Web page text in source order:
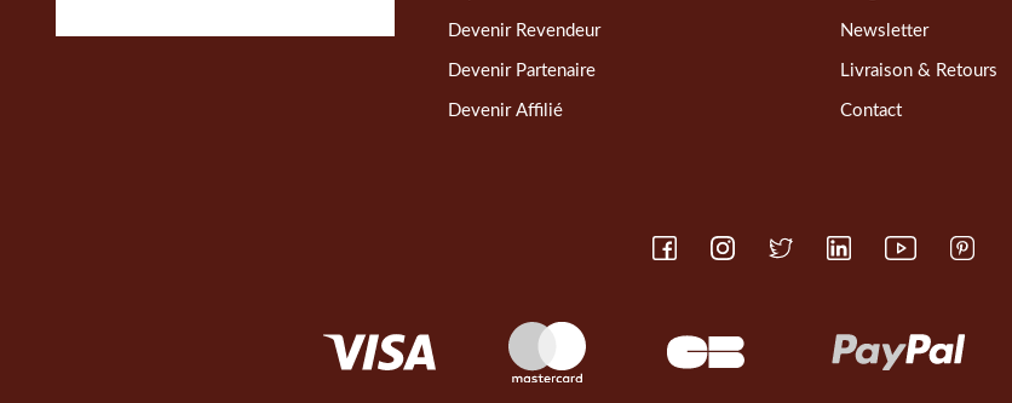
Devenir Revendeur
Devenir Partenaire
Devenir Affilié
Newsletter
Livraison & Retours
Contact